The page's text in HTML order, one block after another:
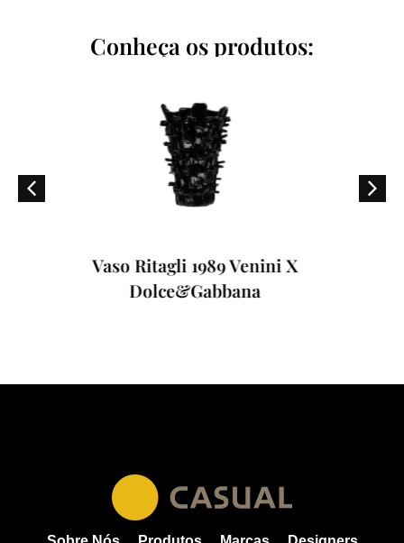
Conheça os produtos:
Ritagli 1989 Venini X
Dolce&Gabbana